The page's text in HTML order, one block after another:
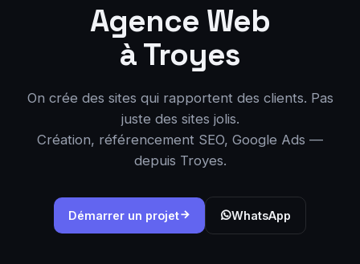
Agence Web
à Troyes
On crée des sites qui rapportent des clients. Pas
juste des sites jolis.
Création, référencement SEO, Google Ads —
depuis Troyes.
Démarrer un projet WhatsApp